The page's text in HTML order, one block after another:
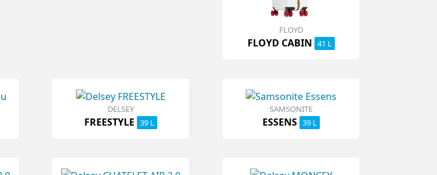
FLOYD
FLOYD CABIN 41 L
DELSEY
FREESTYLE 39 L
SAMSONITE
ESSENS 39 L